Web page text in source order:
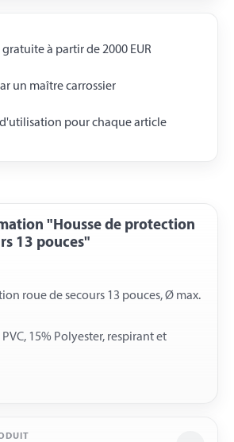
à partir de 2000 EUR
un maître carrossier
pour chaque article
"Housse de protection
13 pouces"
roue de secours 13 pouces, Ø max.
15% Polyester, respirant et